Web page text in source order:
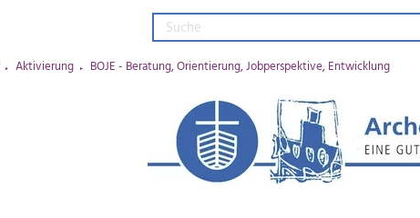
Aktivierung BOJE - Beratung, Orientierung, Jobperspektive, Entwicklung